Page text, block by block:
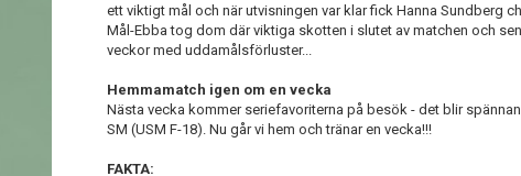
ett viktigt mål och när utvisningen var klar fick Hanna Sundberg
Mål-Ebba tog dom där viktiga skotten i slutet av matchen och
veckor med uddamålsförluster...
Hemmamatch igen om en vecka
Nästa vecka kommer seriefavoriterna på besök - det blir
SM (USM F-18). Nu går vi hem och tränar en vecka!!!
FAKTA: